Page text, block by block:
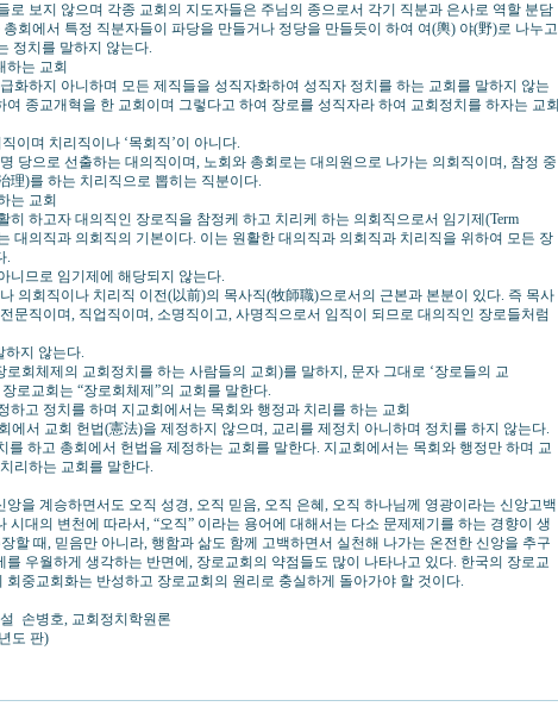
로 보지 않으며 각종 교회의 지도자들은 주님의 종으로서 각기 직분과 은사로 역할 분담
회에서 특정 직분자들이 파당을 만들거나 정당을 만들듯이 하여 여(輿) 야(野)로 나누고
정치를 말하지 않는다.
는 교회
화하지 아니하며 모든 제직들을 성직자화하여 성직자 정치를 하는 교회를 말하지 않는
종교개혁을 한 교회이며 그렇다고 하여 장로를 성직자라 하여 교회정치를 하자는 교회
이며 치리직이나 ‘목회직’이 아니다.
당으로 선출하는 대의직이며, 노회와 총회로는 대의원으로 나가는 의회직이며, 참정 중
理)를 하는 치리직으로 뽑히는 직분이다.
는 교회
히 하고자 대의직인 장로직을 참정케 하고 치리케 하는 의회직으로서 임기제(Term
대의직과 의회직의 기본이다. 이는 원활한 대의직과 의회직과 치리직을 위하여 모든 장
.
므로 임기제에 해당되지 않는다.
의회직이나 치리직 이전(以前)의 목사직(牧師職)으로서의 근본과 본분이 있다. 즉 목사
문직이며, 직업직이며, 소명직이고, 사명직으로서 임직이 되므로 대의직인 장로들처럼
하지 않는다.
로회체제의 교회정치를 하는 사람들의 교회)를 말하지, 문자 그대로 ‘장로들의 교
로교회는 “장로회체제”의 교회를 말한다.
고 정치를 하며 지교회에서는 목회와 행정과 치리를 하는 교회
에서 교회 헌법(憲法)을 제정하지 않으며, 교리를 제정치 아니하며 정치를 하지 않는다.
를 하고 총회에서 헌법을 제정하는 교회를 말한다. 지교회에서는 목회와 행정만 하며 교
리하는 교회를 말한다.
을 계승하면서도 오직 성경, 오직 믿음, 오직 은혜, 오직 하나님께 영광이라는 신앙고백
시대의 변천에 따라서, “오직” 이라는 용어에 대해서는 다소 문제제기를 하는 경향이 생
할 때, 믿음만 아니라, 행함과 삶도 함께 고백하면서 실천해 나가는 온전한 신앙을 추구
우월하게 생각하는 반면에, 장로교회의 약점들도 많이 나타나고 있다. 한국의 장로교
중교회화는 반성하고 장로교회의 원리로 충실하게 돌아가야 할 것이다.
손병호, 교회정치학원론
도 판)